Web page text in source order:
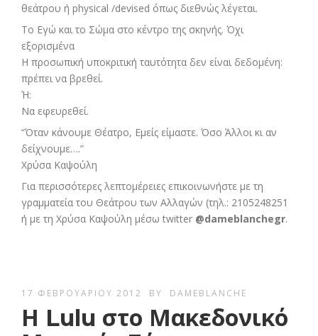
θεάτρου ή physical /devised όπως διεθνώς λέγεται.
Το Εγώ και το Σώμα στο κέντρο της σκηνής. Όχι
εξορισμένα
Η προσωπική υποκριτική ταυτότητα δεν είναι δεδομένη:
πρέπει να βρεθεί.
Ή:
Nα εφευρεθεί.
“Όταν κάνουμε Θέατρο, Εμείς είμαστε. Όσο Άλλοι κι αν
δείχνουμε….”
Χρύσα Καψούλη
Για περισσότερες λεπτομέρειες επικοινωνήστε με τη
γραμματεία του Θεάτρου των Αλλαγών (τηλ.: 2105248251
ή με τη Χρύσα Καψούλη μέσω twitter @dameblanchegr.
17 ΦΕΒΡΟΥΑΡΊΟΥ 2012 BY DAMEBLANCHE
Η Lulu στο Μακεδονικό